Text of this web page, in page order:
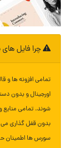
چرا فایل
تمامی افزونه ها و
اورجینال و بدون
شوند. تمامی منابع
بدون قفل گذاری
سورس ها اطمینان